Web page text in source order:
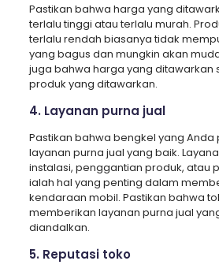
Pastikan bahwa harga yang
terlalu tinggi atau terlalu murah.
terlalu rendah biasanya tidak
yang bagus dan mungkin akan
juga bahwa harga yang ditawarkan
produk yang ditawarkan.
4. Layanan purna jual
Pastikan bahwa bengkel yang Anda
layanan purna jual yang baik.
instalasi, penggantian produk, atau
ialah hal yang penting dalam
kendaraan mobil. Pastikan bahwa
memberikan layanan purna jual
diandalkan.
5. Reputasi toko